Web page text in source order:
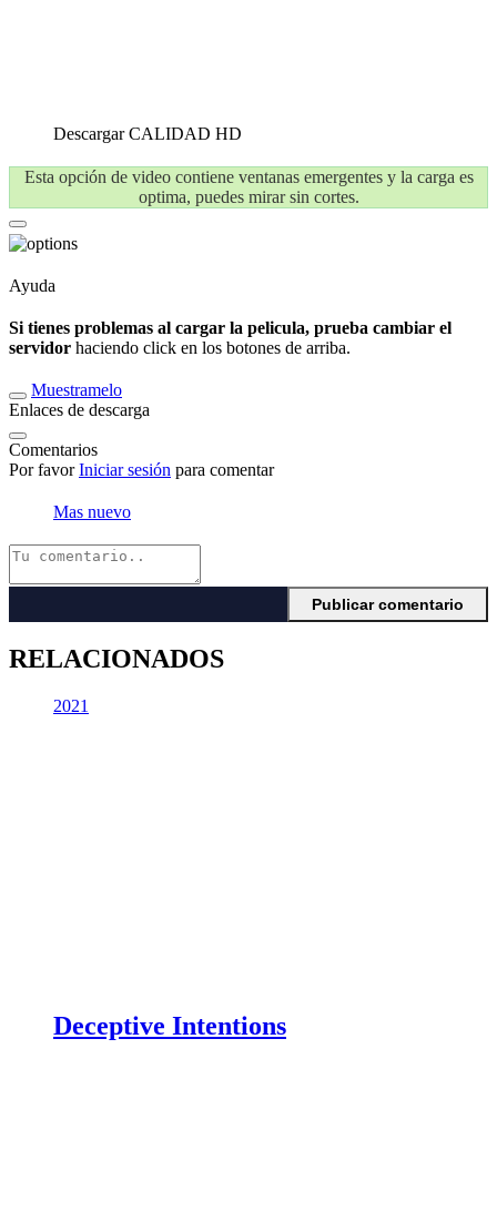
DescargarCALIDAD HD
Esta opción de video contiene ventanas emergentes y la carga es
optima, puedes mirar sin cortes.
Ayuda
Si tienes problemas al cargar la pelicula, prueba cambiar el
servidor haciendo click en los botones de arriba.
Muestramelo
Enlaces de descarga
Comentarios
Por favorIniciar sesión para comentar
Mas nuevo
RELACIONADOS
2021
Deceptive Intentions